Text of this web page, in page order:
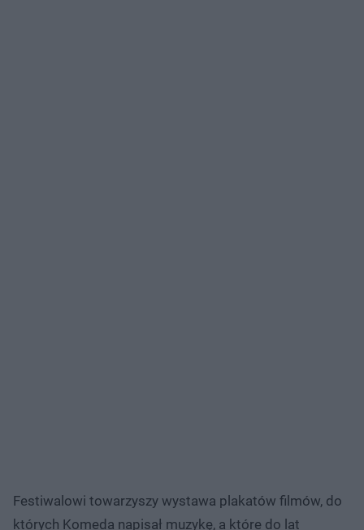
Festiwalowi towarzyszy wystawa plakatów filmów, do
których Komeda napisał muzykę, a które do lat